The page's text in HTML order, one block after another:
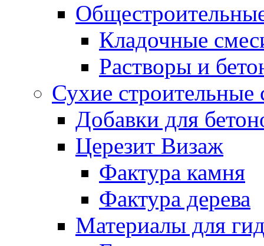
Кладочные
Растворы и
Сухие строительные
Добавки для
Церезит Визаж
Фактура камня
Фактура дерева
Материалы для